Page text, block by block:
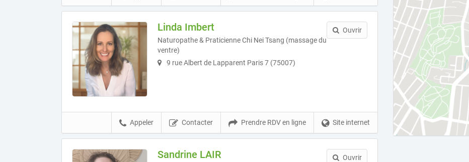
Linda Imbert
Naturopathe & Praticienne Chi Nei Tsang (massage du
ventre)
9 rue Albert de Lapparent Paris 7 (75007)
Ouvrir
Site internet
Prendre RDV en ligne
Contacter
Appeler
Sandrine LAIR Ouvrir